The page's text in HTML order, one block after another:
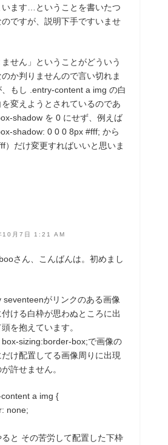
います…ということを書いたつ
のですが、説明下手ですいませ
ません」ということがどういう
のか判りませんので言い切れま
、もし .entry-content a img の白
変えようとされているのであ
shadow を 0 にせず、例えば
shadow: 0 0 0 8px #fff; から
）だけ変更すればいいと思いま
10月7日 1:21 AM
さん、こんばんは。初めまし
seventeenがリンクのある画像
付ける白枠が思わぬところに出
を抱えています。
box-sizing:border-box;で画像の
だけ配置してる画像周りに出現
許せません。
a img {
none;
ると その苦労して配置した下枠